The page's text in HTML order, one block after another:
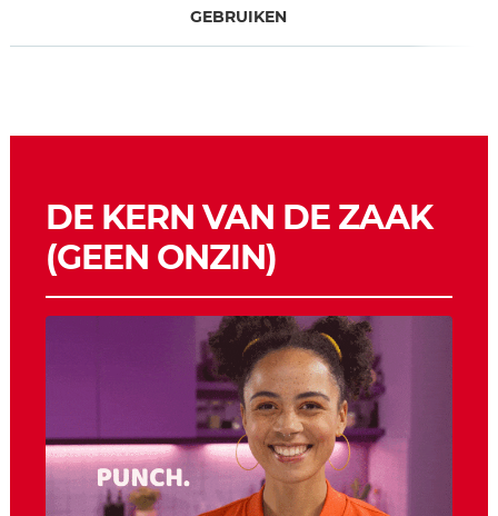
GEBRUIKEN
DE KERN VAN DE ZAAK
(GEEN ONZIN)